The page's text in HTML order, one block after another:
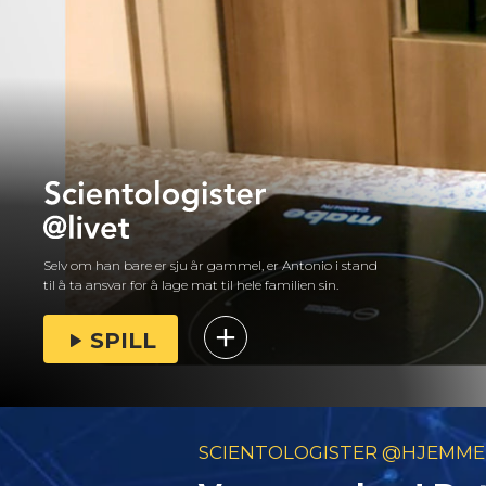
Selv om han bare er sju år gammel, er Antonio i stand
til å ta ansvar for å lage mat til hele familien sin.
SPILL
SCIENTOLOGISTER @HJEMME